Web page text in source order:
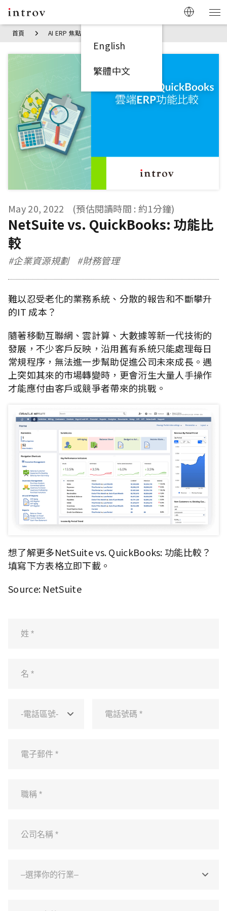
English
繁體中文
首頁 AI ERP 焦點見解
May 20, 2022 (預估閱讀時間 : 約1分鐘)
NetSuite vs. QuickBooks: 功能比
較
#企業資源規劃 #財務管理
難以忍受老化的業務系統、分散的報告和不斷攀升
的IT 成本？
隨著移動互聯網、雲計算、大數據等新一代技術的
發展，不少客戶反映，沿用舊有系統只能處理每日
常規程序，無法進一步幫助促進公司未來成長。遇
上突如其來的市場轉變時，更會洐生大量人手操作
才能應付由客戶或競爭者帶來的挑戰。
想了解更多NetSuite vs. QuickBooks: 功能比較？
填寫下方表格立即下載。
Source: NetSuite